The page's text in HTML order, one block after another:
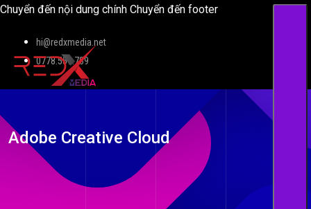
Chuyển đến nội dung chính Chuyển đến footer
hi@redxmedia.net
0778.559.789
Adobe Creative Cloud